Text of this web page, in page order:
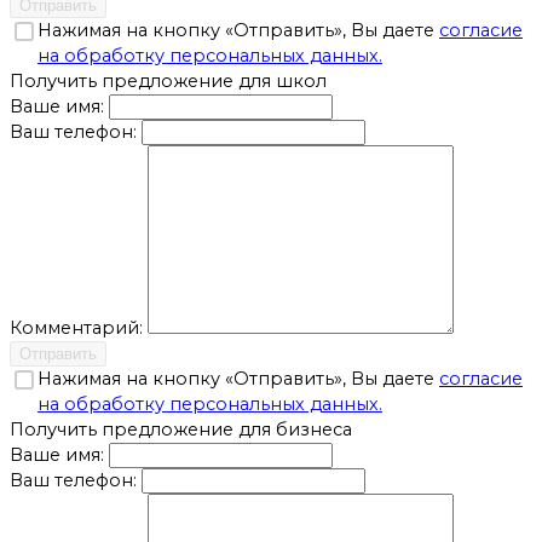
Отправить
Нажимая на кнопку «Отправить», Вы даете согласие
на обработку персональных данных.
Получить предложение для школ
Ваше имя:
Ваш телефон:
Комментарий:
Отправить
Нажимая на кнопку «Отправить», Вы даете согласие
на обработку персональных данных.
Получить предложение для бизнеса
Ваше имя:
Ваш телефон: